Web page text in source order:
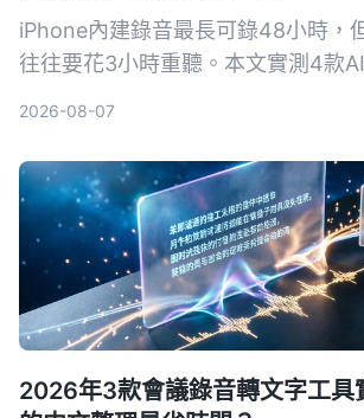
iPhone內建錄音最長可錄48小時，
往往要花3小時重聽。本文實測4款
2026-08-07
2026年3款會議錄音轉文字工具